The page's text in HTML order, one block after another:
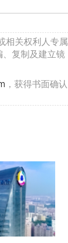
相关权利人专属
复制及建立镜
，获得书面确认